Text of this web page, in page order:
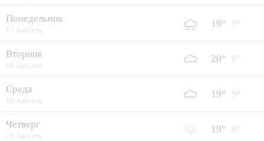
Понедельник
17 Августа
19° 9°
Вторник
18 Августа
20° 9°
Среда
19 Августа
19° 9°
Четверг
20 Августа
19° 8°